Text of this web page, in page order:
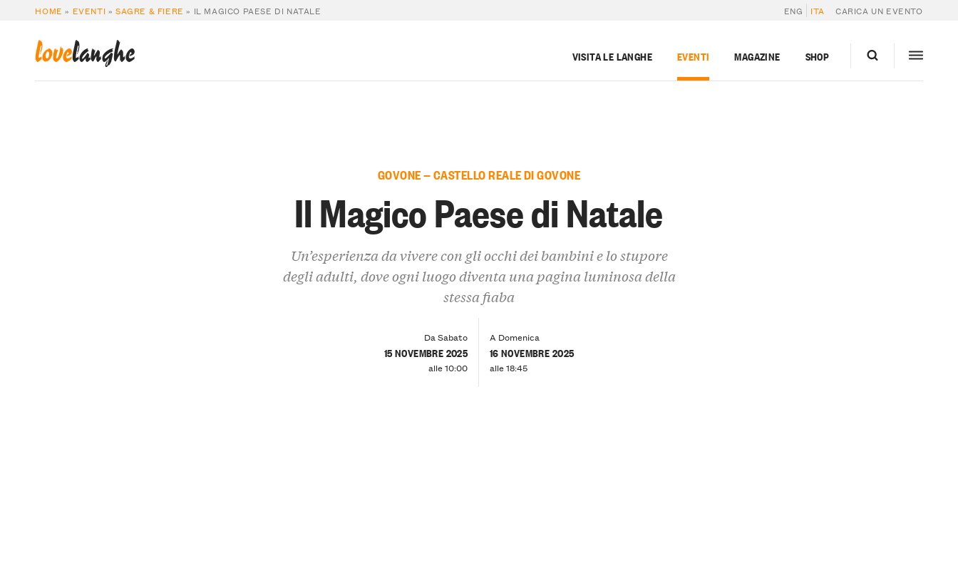
HOME » EVENTI »SAGRE & FIERE » IL MAGICO PAESE DI NATALE ENG ITA CARICA UN EVENTO
lovelanghe VISITA LE LANGHE EVENTI MAGAZINE SHOP
GOVONE — CASTELLO REALE DI GOVONE
Il Magico Paese di Natale
Un’esperienza da vivere con gli occhi dei bambini e lo stupore
degli adulti, dove ogni luogo diventa una pagina luminosa della
stessa fiaba
Da Sabato
15 NOVEMBRE 2025
alle 10:00
A Domenica
16 NOVEMBRE 2025
alle 18:45